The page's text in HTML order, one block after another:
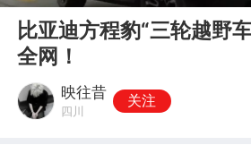
比亚迪方程豹“三轮越野
全网！
映往昔
四川
关注